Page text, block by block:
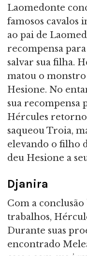
Laomedonte
famosos cavalos
ao pai de
recompensa
salvar sua filha.
matou o
Hesione. No
sua recompensa
Hércules
saqueou Troia,
elevando o filho
deu Hesione a
Djanira
Com a conclusão
trabalhos,
Durante suas
encontrado